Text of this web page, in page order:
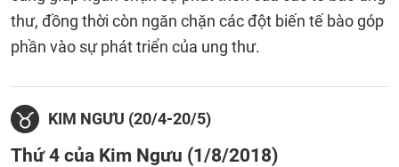
thư, đồng thời còn ngăn chặn các đột biến tế bào góp
phần vào sự phát triển của ung thư.
KIM NGƯU (20/4-20/5)
Thứ 4 của Kim Ngưu (1/8/2018)